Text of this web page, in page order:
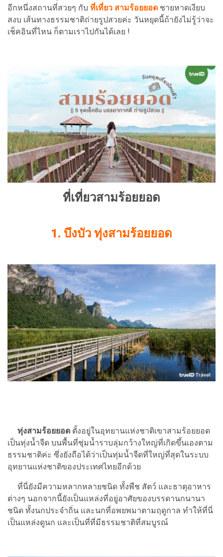
อีกหนึ่งสถานที่สวยๆ กับ ที่เที่ยว สามร้อยยอด ชายหาดเงียบ
สงบ เส้นทางธรรมชาติถ่ายรูปสวยค่ะ วันหยุดนี้ถ้ายังไม่รู้ว่าจะ
เช็คอินที่ไหน ก็ตามเราไปกันได้เลย !
ที่เที่ยวสามร้อยยอด
1. บึงบัว ทุ่งสามร้อยยอด
ทุ่งสามร้อยยอด ตั้งอยู่ในอุทยานแห่งชาติเขาสามร้อยยอด
เป็นทุ่งน้ำจืด บนพื้นที่ชุ่มน้ำราบลุ่มกว้างใหญ่ที่เกิดขึ้นเองตาม
ธรรมชาติค่ะ ซึ่งยังถือได้ว่าเป็นทุ่มน้ำจืดที่ใหญ่ที่สุดในระบบ
อุทยานแห่งชาติของประเทศไทยอีกด้วย
ที่นี่ยังมีความหลากหลายชนิด ทั้งพืช สัตว์ และธาตุอาหาร
ต่างๆ นอกจากนี้ยังเป็นแหล่งที่อยู่อาศัยของบรรดานกนานา
ชนิด ทั้งนกประจำถิ่น และนกที่อพยพมาตามฤดูกาล ทำให้ที่นี่
เป็นแหล่งดูนก และเป็นที่ที่มีธรรมชาติที่สมบูรณ์